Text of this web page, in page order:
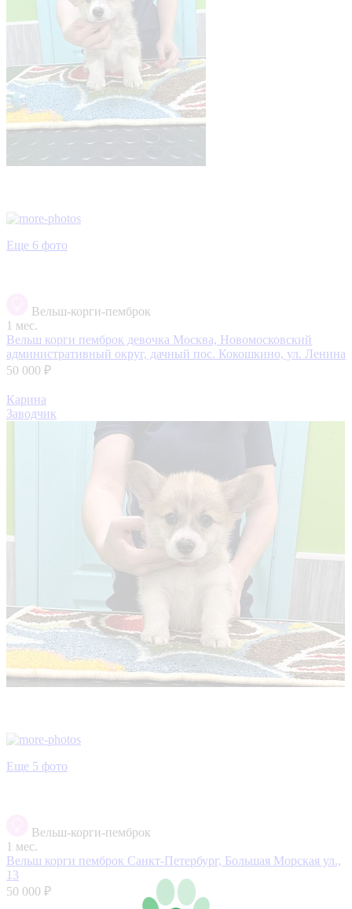
Еще 6 фото
Вельш-корги-пемброк
1 мес.
Вельш корги пемброк девочка Москва, Новомосковский
административный округ, дачный пос. Кокошкино, ул. Ленина
50 000 ₽
Карина
Заводчик
Еще 5 фото
Вельш-корги-пемброк
1 мес.
Вельш корги пемброк Санкт-Петербург, Большая Морская ул.,
13
50 000 ₽